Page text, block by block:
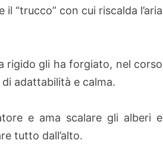
“trucco” con cui riscalda l’aria
rigido gli ha forgiato, nel corso
adattabilità e calma.
e ama scalare gli alberi e
tutto dall’alto.